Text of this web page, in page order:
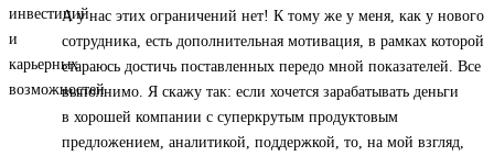
А у нас этих ограничений нет! К тому же у меня, как у нового
сотрудника, есть дополнительная мотивация, в рамках которой
стараюсь достичь поставленных передо мной показателей. Все
выполнимо. Я скажу так: если хочется зарабатывать деньги
в хорошей компании с суперкрутым продуктовым
предложением, аналитикой, поддержкой, то, на мой взгляд,